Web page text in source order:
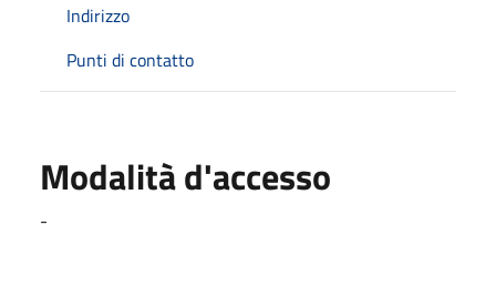
Indirizzo
Punti di contatto
Modalità d'accesso
-